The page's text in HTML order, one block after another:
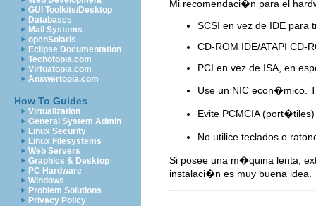
GUI Toolkits/Desktop
Databases
Mail Systems
openSolaris
Eclipse Documentation
Techotopia.com
Virtuatopia.com
Answertopia.com
How To Guides
Virtualization
General System Admin
Linux Security
Linux Filesystems
Web Servers
Graphics & Desktop
PC Hardware
Windows
Problem Solutions
Privacy Policy
Mi recomendaci�n para el
SCSI en vez de IDE para
CD-ROM IDE/ATAPI CD-
PCI en vez de ISA, en
Use un NIC econ�mico.
Evite PCMCIA
No utilice teclados o
Si posee una m�quina lenta,
instalaci�n es muy buena idea.